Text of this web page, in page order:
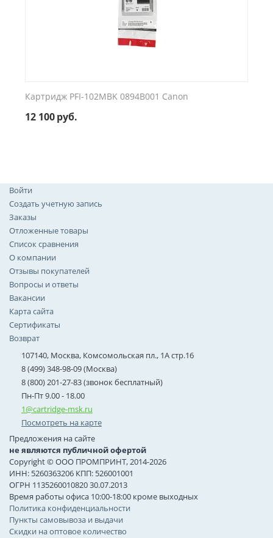
Картридж PFI-102MBK 0894B001 Canon
12 100руб.
Войти
Создать учетную запись
Заказы
Отложенные товары
Список сравнения
О компании
Отзывы покупателей
Вопросы и ответы
Вакансии
Карта сайта
Сертификаты
Возврат
107140, Москва, Комсомольская пл., 1А стр.16
8 (499) 348-98-09 (Москва)
8 (800) 201-27-83 (звонок бесплатный)
Пн-Пт 9.00 - 18.00
1@cartridge-msk.ru
Посмотреть на карте
Предложения на сайте
не являются публичной офертой
Copyright © ООО ПРОМПРИНТ, 2014-2026
ИНН: 5260363206 КПП: 526001001
ОГРН 1135260010820 30.07.2013
Время работы офиса 10:00-18:00 кроме выходных
Политика конфиденциальности
Пункты самовывоза и выдачи
Скидки на оптовое количество